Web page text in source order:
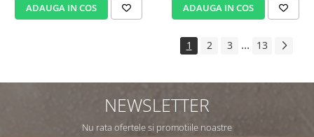
ADAUGA IN COS ADAUGA IN COS
1 2 3 ... 13
NEWSLETTER
Nu rata ofertele si promotiile noastre